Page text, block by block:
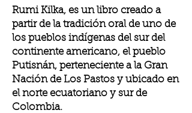
Rumi Kilka, es un libro creado a
partir de la tradición oral de uno de
los pueblos indígenas del sur del
continente americano, el pueblo
Putisnán, perteneciente a la Gran
Nación de Los Pastos y ubicado en
el norte ecuatoriano y sur de
Colombia.